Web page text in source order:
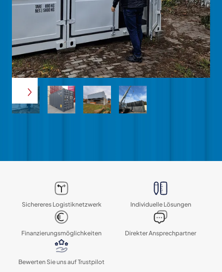
Sichereres Logistik­netzwerk Individuelle Lösungen
Finanzierungs­möglichkeiten Direkter Ansprechpartner
Bewerten Sie uns auf Trustpilot